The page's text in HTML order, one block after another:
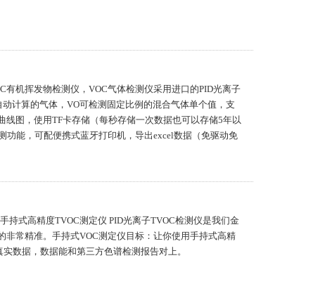
有机挥发物检测仪，VOC气体检测仪采用进口的PID光离子
计算的气体，VO可检测固定比例的混合气体单个值，支
线图，使用TF卡存储（每秒存储一次数据也可以存储5年以
功能，可配便携式蓝牙打印机，导出excel数据（免驱动免
持式高精度TVOC测定仪 PID光离子TVOC检测仪是我们金
非常精准。手持式VOC测定仪目标：让你使用手持式高精
数据，数据能和第三方色谱检测报告对上。